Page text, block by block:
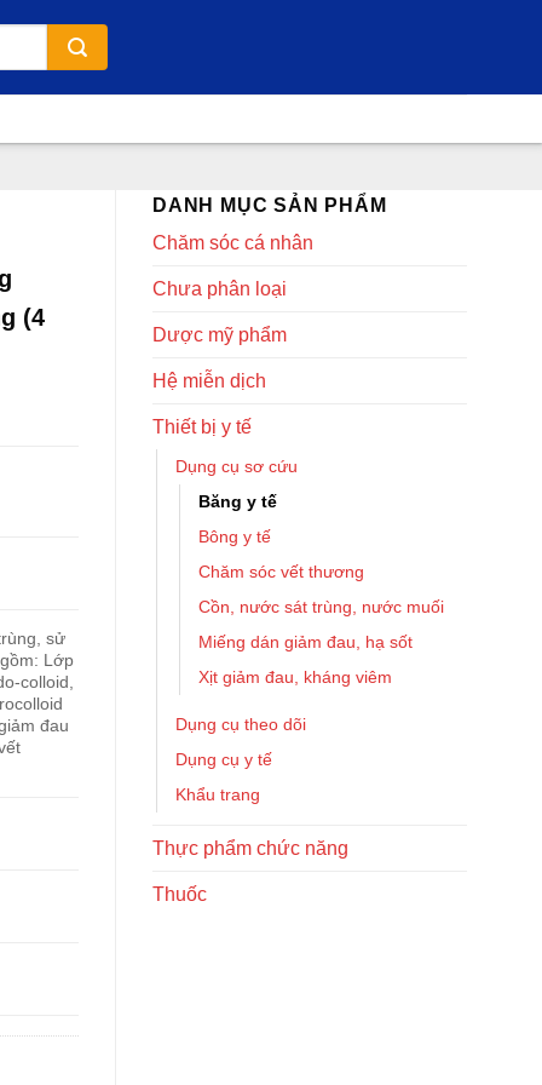
DANH MỤC SẢN PHẨM
Chăm sóc cá nhân
Chưa phân loại
Dược mỹ phẩm
Hệ miễn dịch
Thiết bị y tế
Dụng cụ sơ cứu
Băng y tế
Bông y tế
Chăm sóc vết thương
Cồn, nước sát trùng, nước muối
Miếng dán giảm đau, hạ sốt
Xịt giảm đau, kháng viêm
Dụng cụ theo dõi
Dụng cụ y tế
Khẩu trang
Thực phẩm chức năng
Thuốc
(4
sử
Lớp
colloid,
đau